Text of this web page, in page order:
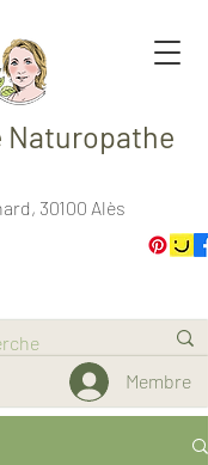
30100 Alès
Membre
Naturopathe